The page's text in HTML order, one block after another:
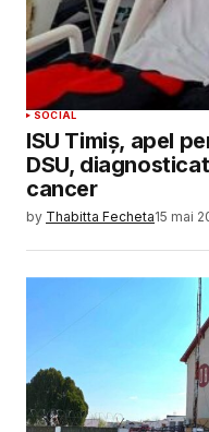
SOCIAL
ISU Timiș, apel
DSU,
cancer
by Thabitta Fecheta15 mai